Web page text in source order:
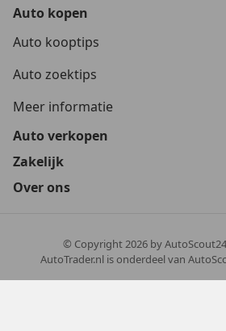
Auto kopen
Auto kooptips
Auto zoektips
Meer informatie
Auto verkopen
Zakelijk
Over ons
© Copyright 2026 by
AutoTrader.nl is onderdeel van